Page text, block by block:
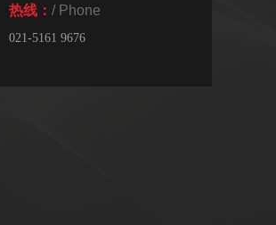
热线： / Phone
021-5161 9676